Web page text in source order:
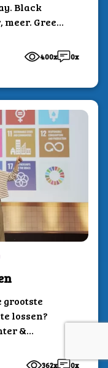
Black
Green
400x 0x
grootste
lossen?
&
362x 0x